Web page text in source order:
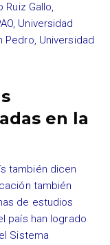
Ruiz Gallo,
, Universidad
Pedro, Universidad
en la
también dicen
también
de estudios
país han logrado
Sistema